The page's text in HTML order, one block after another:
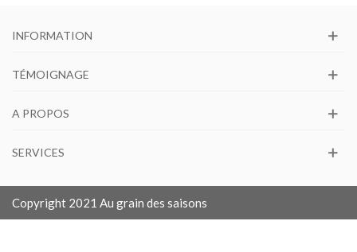
INFORMATION
TÉMOIGNAGE
A PROPOS
SERVICES
Copyright 2021 Au grain des saisons